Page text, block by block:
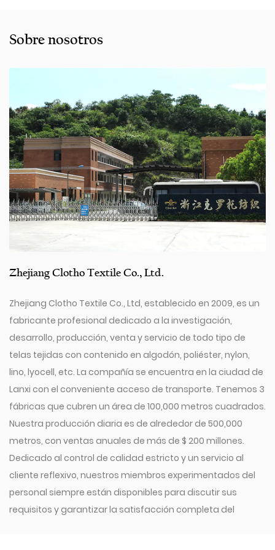
Sobre nosotros
Zhejiang Clotho Textile Co., Ltd.
Zhejiang Clotho Textile Co., Ltd, establecido en 2009, es un
fabricante profesional dedicado a la investigación,
desarrollo, producción, venta y servicio de todo tipo de
telas tejidas con contenido en algodón, poliéster, nylon,
lino, lyocell, etc. La compañía se encuentra en la ciudad de
Lanxi con el conveniente acceso de transporte. Tenemos 3
fábricas que cubren un área de 100,000 metros cuadrados.
Nuestra producción diaria es de alrededor de 500,000
metros, con ventas anuales de más de $ 200 millones.
Dedicado al control de calidad estricto y un servicio al
cliente reflexivo, nuestros miembros experimentados del
personal siempre están disponibles para discutir sus
requisitos y garantizar la satisfacción completa del